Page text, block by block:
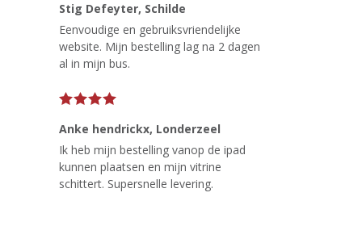
Stig Defeyter, Schilde
Eenvoudige en gebruiksvriendelijke
website. Mijn bestelling lag na 2 dagen
al in mijn bus.
Anke hendrickx, Londerzeel
Ik heb mijn bestelling vanop de ipad
kunnen plaatsen en mijn vitrine
schittert. Supersnelle levering.